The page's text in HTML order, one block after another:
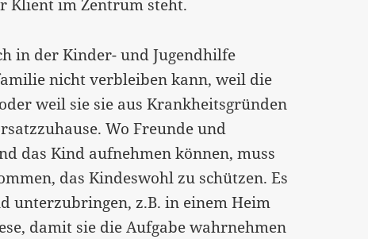
Klient im Zentrum steht.
in der Kinder- und Jugendhilfe
nicht verbleiben kann, weil die
weil sie sie aus Krankheitsgründen
Wo Freunde und
das Kind aufnehmen können, muss
das Kindeswohl zu schützen. Es
unterzubringen, z.B. in einem Heim
damit sie die Aufgabe wahrnehmen